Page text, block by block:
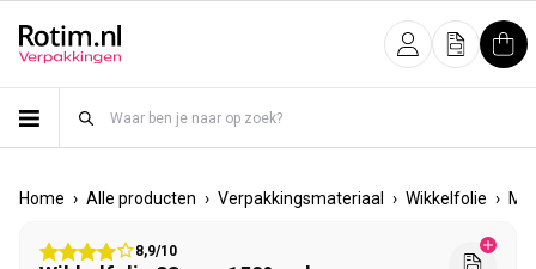
InloggenOfferte
Home › Alle producten › Verpakkingsmateriaal › Wikkelfolie ›
8,9/10